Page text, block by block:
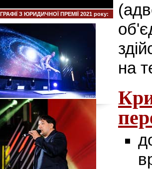
З ЮРИДИЧНОЇ ПРЕМІЇ 2021 року:
на